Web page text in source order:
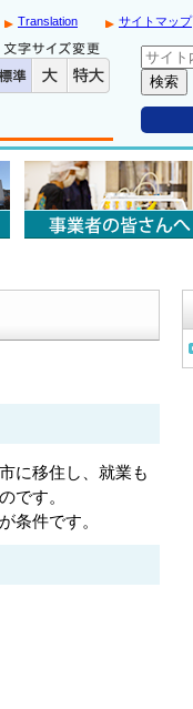
サイトマップ
Translation
に移住し、就業も
です。
条件です。